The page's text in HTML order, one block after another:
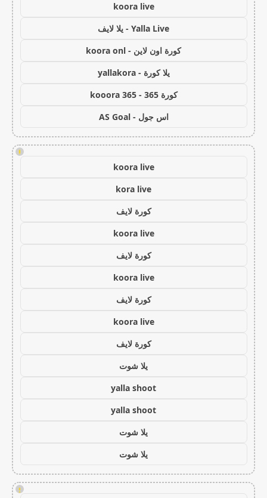
koora live
Yalla Live - يلا لايف
كورة اون لاين - koora onl
يلا كورة - yallakora
كورة 365 - kooora 365
اس جول - AS Goal
!
koora live
kora live
كورة لايف
koora live
كورة لايف
koora live
كورة لايف
koora live
كورة لايف
يلا شوت
yalla shoot
yalla shoot
يلا شوت
يلا شوت
!